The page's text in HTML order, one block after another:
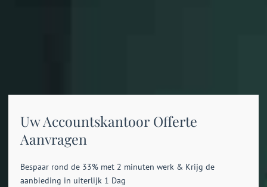
Uw Accountskantoor Offerte
Aanvragen
Bespaar rond de 33% met 2 minuten werk & Krijg de
aanbieding in uiterlijk 1 Dag